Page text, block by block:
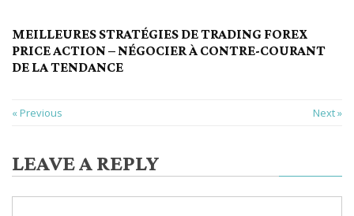
MEILLEURES STRATÉGIES DE TRADING FOREX
PRICE ACTION – NÉGOCIER À CONTRE-COURANT
DE LA TENDANCE
« Previous Next »
LEAVE A REPLY